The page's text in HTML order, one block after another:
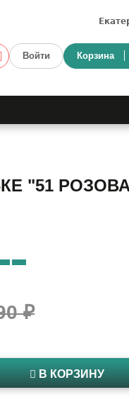
Войти Корзина
"51
₽
В КОРЗИНУ